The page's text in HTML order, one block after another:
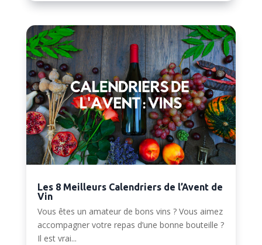
Les 8 Meilleurs Calendriers de l’Avent de
Vin
Vous êtes un amateur de bons vins ? Vous aimez
accompagner votre repas d’une bonne bouteille ?
Il est vrai...